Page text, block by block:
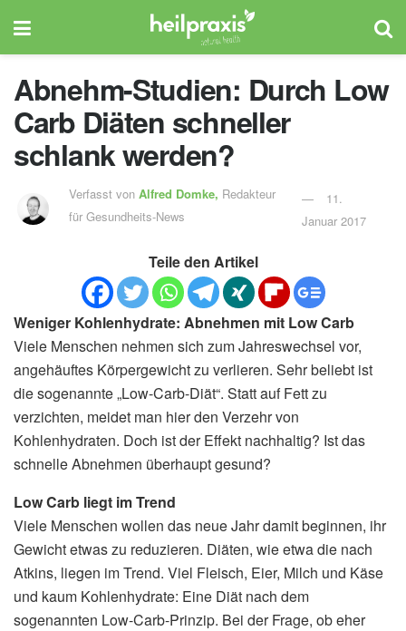
Abnehm-Studien: Durch Low
Carb Diäten schneller
schlank werden?
Verfasst von Alfred Domke, Redakteur
für Gesundheits-News
11.
Januar 2017
Teile den Artikel
Weniger Kohlenhydrate: Abnehmen mit Low Carb
Viele Menschen nehmen sich zum Jahreswechsel vor,
angehäuftes Körpergewicht zu verlieren. Sehr beliebt ist
die sogenannte „Low-Carb-Diät“. Statt auf Fett zu
verzichten, meidet man hier den Verzehr von
Kohlenhydraten. Doch ist der Effekt nachhaltig? Ist das
schnelle Abnehmen überhaupt gesund?
Low Carb liegt im Trend
Viele Menschen wollen das neue Jahr damit beginnen, ihr
Gewicht etwas zu reduzieren. Diäten, wie etwa die nach
Atkins, liegen im Trend. Viel Fleisch, Eier, Milch und Käse
und kaum Kohlenhydrate: Eine Diät nach dem
sogenannten Low-Carb-Prinzip. Bei der Frage, ob eher